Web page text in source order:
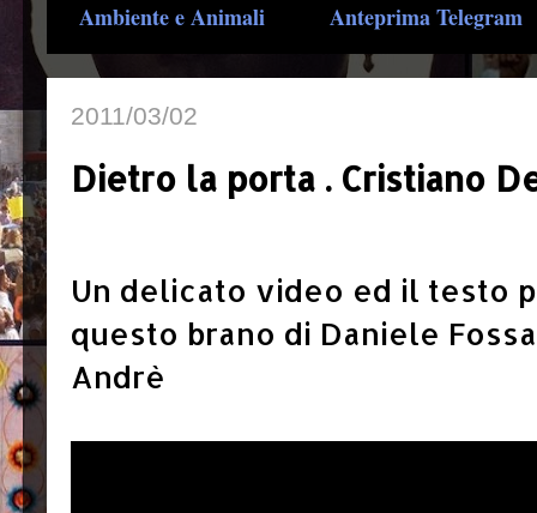
Ambiente e Animali Anteprima Telegram
2011/03/02
Dietro la porta . Cristiano
Un delicato video ed il testo
questo brano di Daniele
Andrè